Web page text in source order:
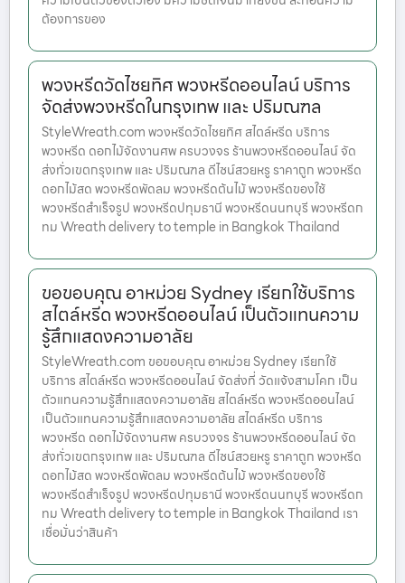
ต้องการของ
พวงหรีดวัดไชยทิศ พวงหรีดออนไลน์ บริการ
จัดส่งพวงหรีดในกรุงเทพ และ ปริมณฑล
StyleWreath.com พวงหรีดวัดไชยทิศ สไตล์หรีด บริการ
พวงหรีด ดอกไม้จัดงานศพ ครบวงจร ร้านพวงหรีดออนไลน์ จัด
ส่งทั่วเขตกรุงเทพ และ ปริมณฑล ดีไซน์สวยหรู ราคาถูก พวงหรีด
ดอกไม้สด พวงหรีดพัดลม พวงหรีดต้นไม้ พวงหรีดของใช้
พวงหรีดสำเร็จรูป พวงหรีดปทุมธานี พวงหรีดนนทบุรี พวงหรีดก
ทม Wreath delivery to temple in Bangkok Thailand
ขอขอบคุณ อาหม่วย Sydney เรียกใช้บริการ
สไตล์หรีด พวงหรีดออนไลน์ เป็นตัวแทนความ
รู้สึกแสดงความอาลัย
StyleWreath.com ขอขอบคุณ อาหม่วย Sydney เรียกใช้
บริการ สไตล์หรีด พวงหรีดออนไลน์ จัดส่งที่ วัดแจ้งสามโคก เป็น
ตัวแทนความรู้สึกแสดงความอาลัย สไตล์หรีด พวงหรีดออนไลน์
เป็นตัวแทนความรู้สึกแสดงความอาลัย สไตล์หรีด บริการ
พวงหรีด ดอกไม้จัดงานศพ ครบวงจร ร้านพวงหรีดออนไลน์ จัด
ส่งทั่วเขตกรุงเทพ และ ปริมณฑล ดีไซน์สวยหรู ราคาถูก พวงหรีด
ดอกไม้สด พวงหรีดพัดลม พวงหรีดต้นไม้ พวงหรีดของใช้
พวงหรีดสำเร็จรูป พวงหรีดปทุมธานี พวงหรีดนนทบุรี พวงหรีดก
ทม Wreath delivery to temple in Bangkok Thailand เรา
เชื่อมั่นว่าสินค้า